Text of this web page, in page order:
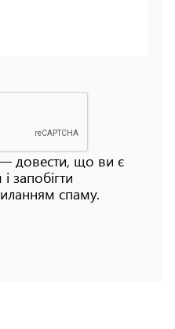
довести, що ви є
запобігти
спаму.